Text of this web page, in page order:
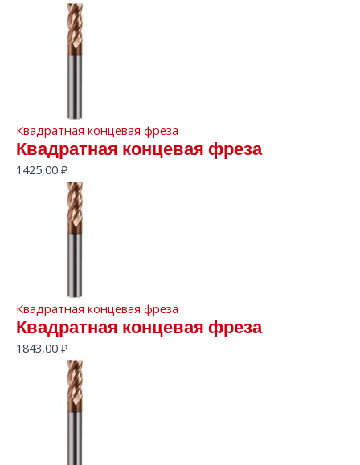
Квадратная концевая фреза
Квадратная концевая фреза
1425,00 ₽
Квадратная концевая фреза
Квадратная концевая фреза
1843,00 ₽